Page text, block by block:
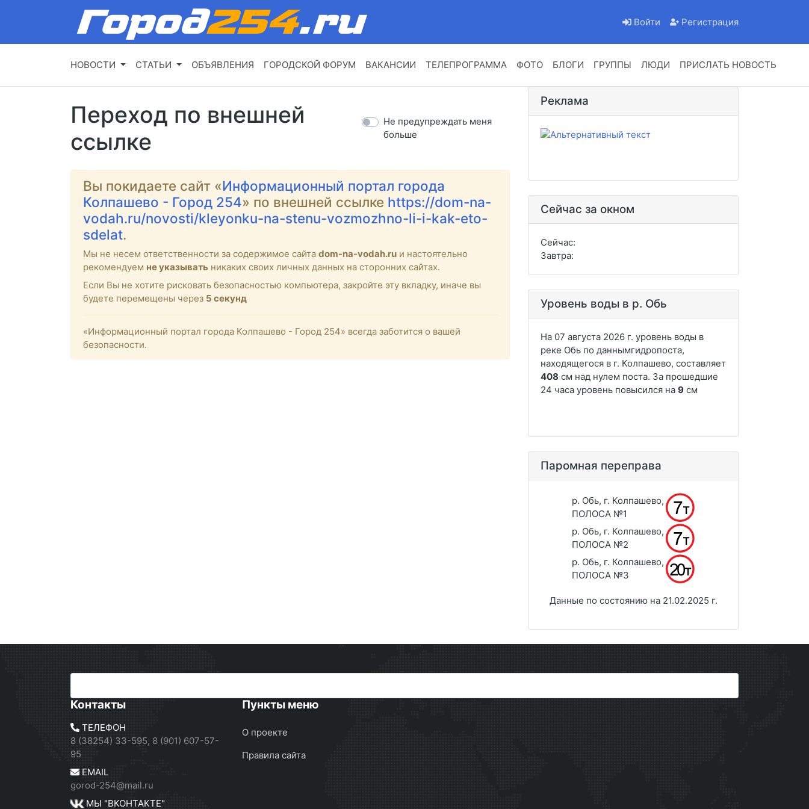
Войти Регистрация
НОВОСТИ СТАТЬИ ОБЪЯВЛЕНИЯ ГОРОДСКОЙ ФОРУМ ВАКАНСИИ ТЕЛЕПРОГРАММА ФОТО БЛОГИ ГРУППЫ ЛЮДИ ПРИСЛАТЬ НОВОСТЬ
Переход по внешней
ссылке
Не предупреждать меня
больше
Вы покидаете сайт «Информационный портал города
Колпашево - Город 254» по внешней ссылке https://dom-na-
vodah.ru/novosti/kleyonku-na-stenu-vozmozhno-li-i-kak-eto-
sdelat.
Мы не несем ответственности за содержимое сайта dom-na-vodah.ru и настоятельно
рекомендуем не указывать никаких своих личных данных на сторонних сайтах.
Если Вы не хотите рисковать безопасностью компьютера, закройте эту вкладку, иначе вы
будете перемещены через 4 секунд
«Информационный портал города Колпашево - Город 254» всегда заботится о вашей
безопасности.
Реклама
Сейчас за окном
Сейчас:
Завтра:
Уровень воды в р. Обь
Паромная переправа
р. Обь, г. Колпашево,
ПОЛОСА №1
р. Обь, г. Колпашево,
ПОЛОСА №2
р. Обь, г. Колпашево,
ПОЛОСА №3
Данные по состоянию на 21.02.2025 г.
Контакты
ТЕЛЕФОН
8 (38254) 33-595, 8 (901) 607-57-
95
EMAIL
gorod-254@mail.ru
МЫ "ВКОНТАКТЕ"
Пункты меню
О проекте
Правила сайта